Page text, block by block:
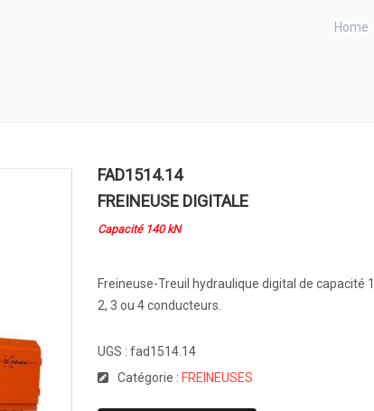
Home
FAD1514.14
FREINEUSE DIGITALE
Capacité 140 kN
Freineuse-Treuil hydraulique digital de capacité
2, 3 ou 4 conducteurs.
UGS :fad1514.14
Catégorie : FREINEUSES